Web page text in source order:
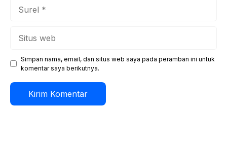
Simpan nama, email, dan situs web saya pada peramban ini untuk
komentar saya berikutnya.